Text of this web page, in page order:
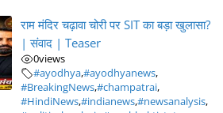
राम मंदिर चढ़ावा चोरी पर SIT का बड़ा खुलासा?
| संवाद | Teaser
0views
#ayodhya,#ayodhyanews,
#BreakingNews,#champatrai,
#HindiNews,#indianews,#newsanalysis,